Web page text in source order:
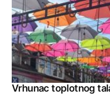
Boško
14.08.2024. at 21:28
Ugura te tate i dede
REPLY
Vrhunac toplotnog